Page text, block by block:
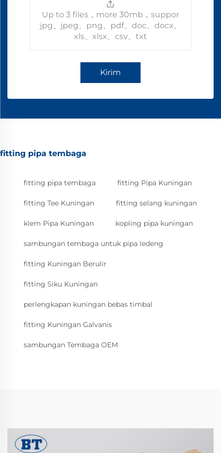
Up to 3 files，more 30mb，suppor
jpg、jpeg、png、pdf、doc、docx、
xls、xlsx、csv、txt
Kirim
fitting pipa tembaga
fitting pipa tembaga fitting Pipa Kuningan
fitting Tee Kuningan fitting selang kuningan
klem Pipa Kuningan kopling pipa kuningan
sambungan tembaga untuk pipa ledeng
fitting Kuningan Berulir
fitting Siku Kuningan
perlengkapan kuningan bebas timbal
fitting Kuningan Galvanis
sambungan Tembaga OEM